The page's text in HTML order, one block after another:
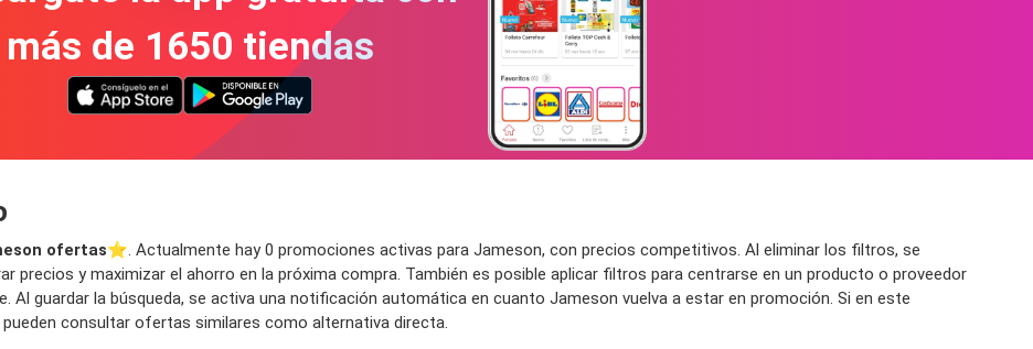
más de 1650 tiendas
ofertas⭐️. Actualmente hay 0 promociones activas para Jameson, con precios competitivos. Al eliminar los filtros, se
precios y maximizar el ahorro en la próxima compra. También es posible aplicar filtros para centrarse en un producto o proveedor
Al guardar la búsqueda, se activa una notificación automática en cuanto Jameson vuelva a estar en promoción. Si en este
consultar ofertas similares como alternativa directa.